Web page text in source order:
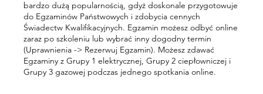
bardzo dużą popularnością, gdyż doskonale przygotowuje
do Egzaminów Państwowych i zdobycia cennych
Świadectw Kwalifikacyjnych. Egzamin możesz odbyć online
zaraz po szkoleniu lub wybrać inny dogodny termin
(Uprawnienia -> Rezerwuj Egzamin). Możesz zdawać
Egzaminy z Grupy 1 elektrycznej, Grupy 2 ciepłowniczej i
Grupy 3 gazowej podczas jednego spotkania online.